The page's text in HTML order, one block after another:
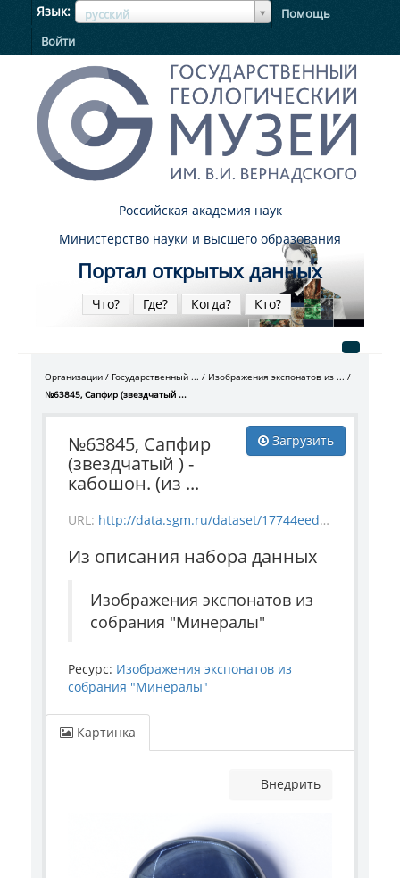
Язык русский
ЯзыкЯзык
Помощь
Войти
Российская академия наук
Министерство науки и высшего образования
Портал открытых данных
Что? Где? Когда? Кто?
Организации Государственный ...
Изображения экспонатов из ...
№63845, Сапфир (звездчатый ...
Загрузить
№63845, Сапфир
(звездчатый ) -
кабошон. (из ...
URL: http://data.sgm.ru/dataset/17744eed-27fa-4a9a-bc72-4e657fa570af/resource/0c648b53-5ade-442b-a4ed-25aa83110bd4/download/-63845.jpg
Из описания набора данных
Изображения экспонатов из
собрания "Минералы"
Ресурс: Изображения экспонатов из
собрания "Минералы"
Картинка
Внедрить